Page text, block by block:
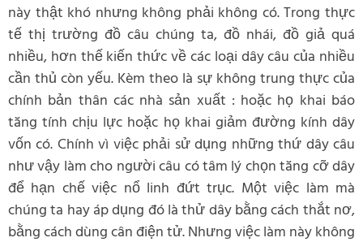
này thật khó nhưng không phải không có. Trong thực
tế thị trường đồ câu chúng ta, đồ nhái, đồ giả quá
nhiều, hơn thế kiến thức về các loại dây câu của nhiều
cần thủ còn yếu. Kèm theo là sự không trung thực của
chính bản thân các nhà sản xuất : hoặc họ khai báo
tăng tính chịu lực hoặc họ khai giảm đường kính dây
vốn có. Chính vì việc phải sử dụng những thứ dây câu
như vậy làm cho người câu có tâm lý chọn tăng cỡ dây
để hạn chế việc nổ linh đứt trục. Một việc làm mà
chúng ta hay áp dụng đó là thử dây bằng cách thắt nơ,
bằng cách dùng cân điện tử. Nhưng việc làm này không